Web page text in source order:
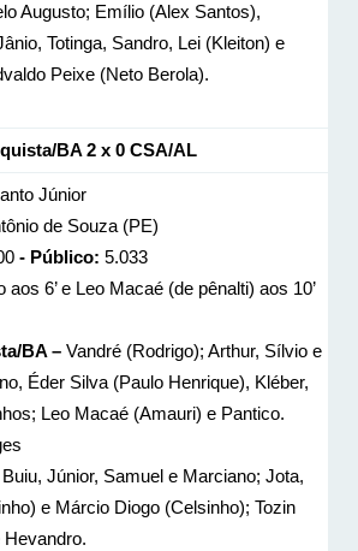
Augusto; Emílio (Alex Santos),
Totinga, Sandro, Lei (Kleiton) e
Peixe (Neto Berola).
BA 2 x 0 CSA/AL
Júnior
de Souza (PE)
- Público: 5.033
aos 6’ e Leo Macaé (de pênalti) aos 10’
BA – Vandré (Rodrigo); Arthur, Sílvio e
Éder Silva (Paulo Henrique), Kléber,
Leo Macaé (Amauri) e Pantico.
Júnior, Samuel e Marciano; Jota,
e Márcio Diogo (Celsinho); Tozin
Hevandro.